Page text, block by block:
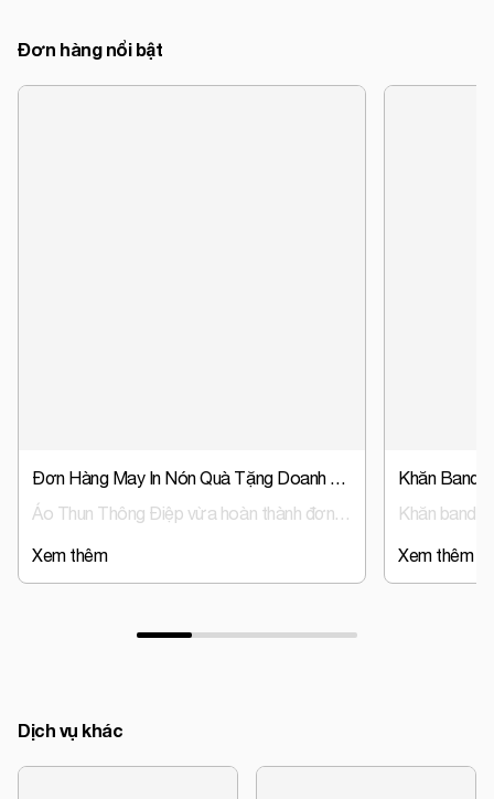
Đơn hàng nổi bật
Đơn Hàng May In Nón Quà Tặng Doanh Nghiệp, Nón Đồng Phục Trust Event & Media
Áo Thun Thông Điệp vừa hoàn thành đơn hàng sản xuất nón đồng phục, nón quà tặng doanh nghiệp cho Trust Event & Media – đơn vị hoạt động trong lĩnh vực tổ chức sự kiện và truyền thông.
Xem thêm Xem thêm
Dịch vụ khác